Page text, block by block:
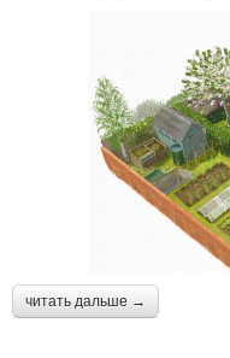
читать дальше →